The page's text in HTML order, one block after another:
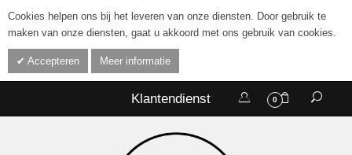
Cookies helpen ons bij het leveren van onze diensten. Door gebruik te
maken van onze diensten, gaat u akkoord met ons gebruik van cookies.
Accepteren Meer informatie
0
Klantendienst